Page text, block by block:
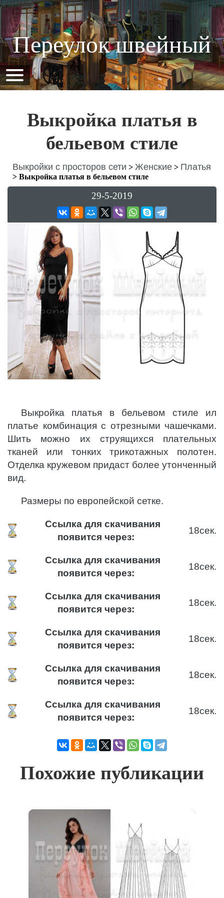
Переулок швейный
Выкройка платья в
бельевом стиле
Выкройки с просторов сети > Женские > Платья
> Выкройка платья в бельевом стиле
29-5-2019
Выкройка платья в бельевом стиле ил
платье комбинация с отрезными чашечками.
Шить можно их струящихся плательных
тканей или тонких трикотажных полотен.
Отделка кружевом придаст более утонченный
вид.
Размеры по европейской сетке.
Ссылка для скачивания
появится через:
18сек.
Ссылка для скачивания
появится через:
18сек.
Ссылка для скачивания
появится через:
18сек.
Ссылка для скачивания
появится через:
18сек.
Ссылка для скачивания
появится через:
18сек.
Ссылка для скачивания
появится через:
18сек.
Похожие публикации